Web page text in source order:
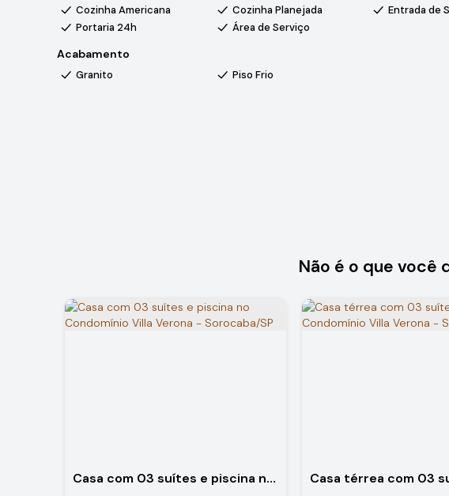
Cozinha Americana Cozinha Planejada Entrada de
Portaria 24h
Área de Serviço
Acabamento
Granito Piso Frio
Não é o que você
Casa com 03 suítes e piscina no Condomínio Villa Verona - Sorocaba/SP